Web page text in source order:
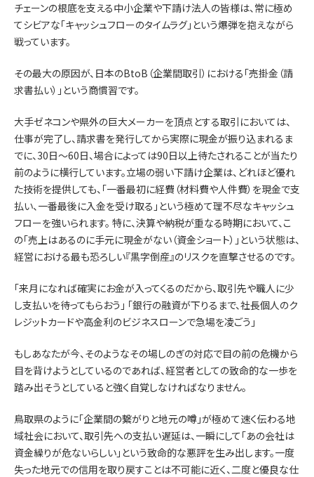
チェーンの根底を支える中小企業や下請け法人の皆様は、常に極め
てシビアな「キャッシュフローのタイムラグ」という爆弾を抱えながら
戦っています。
その最大の原因が、日本のBtoB（企業間取引）における「売掛金（請
求書払い）」という商慣習です。
大手ゼネコンや県外の巨大メーカーを頂点とする取引においては、
仕事が完了し、請求書を発行してから実際に現金が振り込まれるま
でに、30日〜60日、場合によっては90日以上待たされることが当たり
前のように横行しています。立場の弱い下請け企業は、どれほど優れ
た技術を提供しても、「一番最初に経費（材料費や人件費）を現金で支
払い、一番最後に入金を受け取る」という極めて理不尽なキャッシュ
フローを強いられます。 特に、決算や納税が重なる時期において、こ
の「売上はあるのに手元に現金がない（資金ショート）」という状態は、
経営における最も恐ろしい『黒字倒産』のリスクを直撃させるのです。
「来月になれば確実にお金が入ってくるのだから、取引先や職人に少
し支払いを待ってもらおう」 「銀行の融資が下りるまで、社長個人のク
レジットカードや高金利のビジネスローンで急場を凌ごう」
もしあなたが今、そのようなその場しのぎの対応で目の前の危機から
目を背けようとしているのであれば、経営者としての致命的な一歩を
踏み出そうとしていると強く自覚しなければなりません。
鳥取県のように「企業間の繋がりと地元の噂」が極めて速く伝わる地
域社会において、取引先への支払い遅延は、一瞬にして「あの会社は
資金繰りが危ないらしい」という致命的な悪評を生み出します。一度
失った地元での信用を取り戻すことは不可能に近く、二度と優良な仕